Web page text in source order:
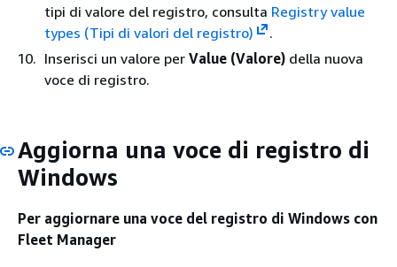
tipi di valore del registro, consulta Registry value
types (Tipi di valori del registro)
.
Inserisci un valore per Value (Valore) della nuova
voce di registro.
Aggiorna una voce di registro di
Windows
Per aggiornare una voce del registro di Windows con
Fleet Manager